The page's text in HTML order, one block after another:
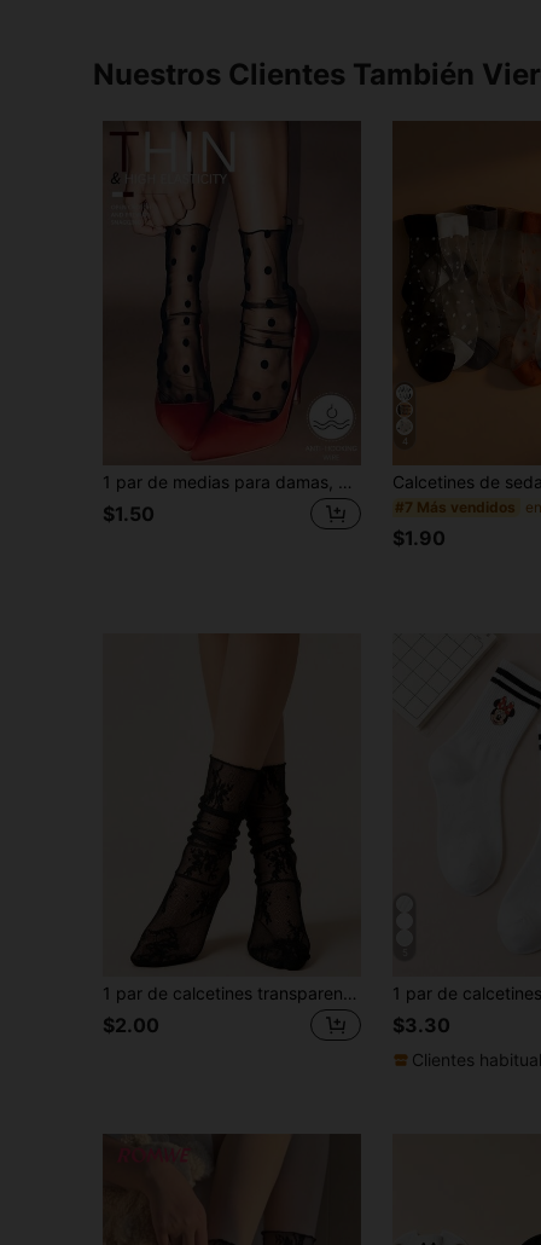
Nuestros Clientes También
1 par de medias para damas, medias de malla transparente, calcetines negros delgados, con elementos clásicos de lunares, seleccionados de materiales de malla ligera, con estilo retro y de moda.
$1.50
4
#7 Más vendidos
$1.90
1 par de calcetines transparentes de encaje floral negro, duraderos y resistentes a los enganches, estilo versátil, esencial del armario
$2.00 $3.30
Clientes